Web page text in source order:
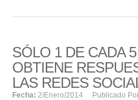
HOSTING
RESELLER
SÓLO 1 DE CADA
OBTIENE
LAS REDES
Fecha: 2/enero/2014 Publicado